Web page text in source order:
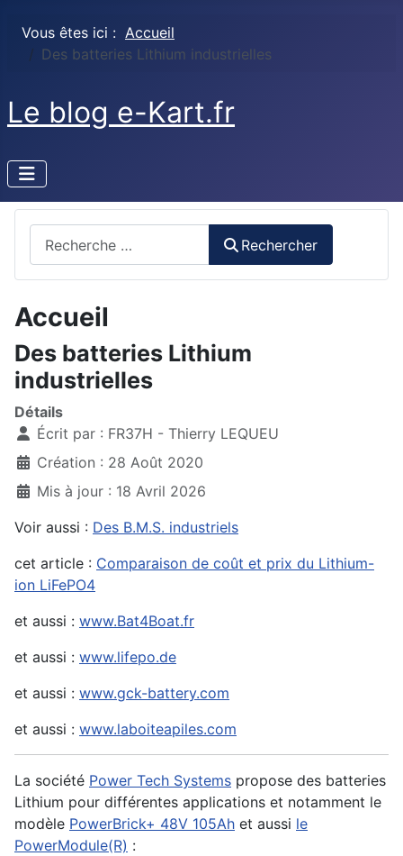
Vous êtes ici : Accueil
Des batteries Lithium industrielles
Le blog e-Kart.fr
Rechercher
Accueil
Des batteries Lithium
industrielles
Détails
Écrit par : FR37H - Thierry LEQUEU
Création : 28 Août 2020
Mis à jour : 18 Avril 2026
Voir aussi : Des B.M.S. industriels
cet article : Comparaison de coût et prix du Lithium-
ion LiFePO4
et aussi : www.Bat4Boat.fr
et aussi : www.lifepo.de
et aussi : www.gck-battery.com
et aussi : www.laboiteapiles.com
La société Power Tech Systems propose des batteries
Lithium pour différentes applications et notamment le
modèle PowerBrick+ 48V 105Ah et aussi le
PowerModule(R) :